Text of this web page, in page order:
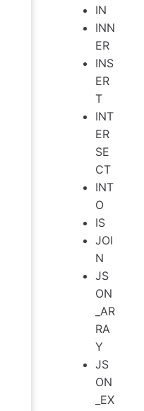
IN
INN
ER
INS
ER
T
INT
ER
SE
CT
INT
O
IS
JOI
N
JS
ON
_AR
RA
Y
JS
ON
_EX